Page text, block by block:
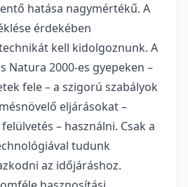
hatása nagymértékű. A
érdekében
kell kidolgoznunk. A
Natura 2000-es gyepeken –
fele – a szigorú szabályok
eljárásokat –
– használni. Csak a
tudunk
az időjáráshoz.